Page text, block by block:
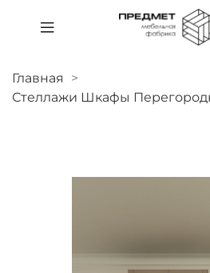
Главная
Стеллажи Шкафы